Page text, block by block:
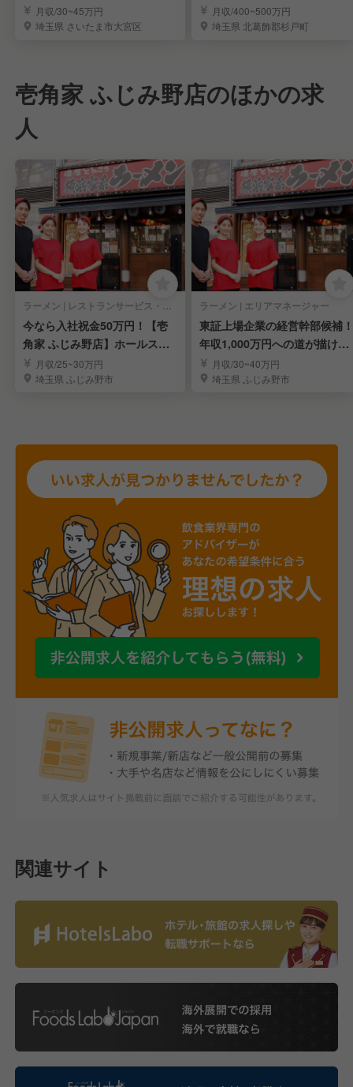
月収/30~45万円
埼玉県 さいたま市大宮区
メンの店長候補募集
月収/400~500万円
埼玉県 北葛飾郡杉戸町
壱角家 ふじみ野店のほかの求
人
ラーメン | レストランサービス・ホールスタッフ
今なら入社祝金50万円！【壱
角家 ふじみ野店】ホールスタ
ッフを大募集！
月収/25~30万円
埼玉県 ふじみ野市
ラーメン | エリアマネージャー
東証上場企業の経営幹部候補！
年収1,000万円への道が描ける
キャリアパス◎
月収/30~40万円
埼玉県 ふじみ野市
関連サイト